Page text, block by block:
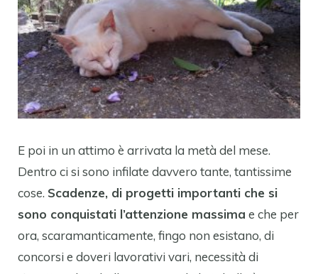
E poi in un attimo è arrivata la metà del mese.
Dentro ci si sono infilate davvero tante, tantissime
cose. Scadenze, di progetti importanti che si
sono conquistati l’attenzione massima e che per
ora, scaramanticamente, fingo non esistano, di
concorsi e doveri lavorativi vari, necessità di